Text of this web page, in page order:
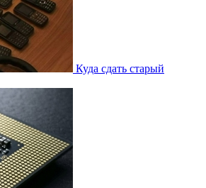
Куда сдать старый